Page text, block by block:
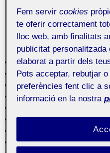
Categories
3D
Animación
Apps
Arquitectura de
Audio
Cultura
Fem servircookies
te oferir correctament
lloc web, amb finalitats
publicitat personalitzada
elaborat a partir dels
Pots acceptar, rebutjar
preferències fent clic a
informació en la nostra